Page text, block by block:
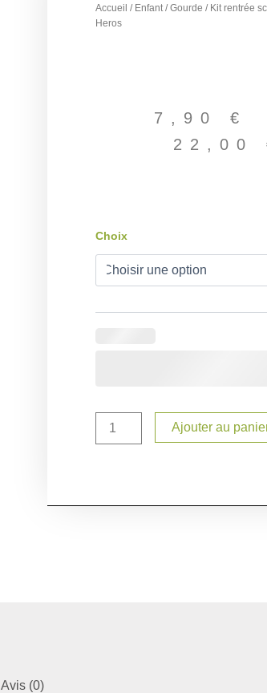
Accueil / Enfant/Gourde / Kit rentrée
Heros
7,90 €
22,00
Choix
quantité
rentrée
Chat
Ajouter au
Avis (0)